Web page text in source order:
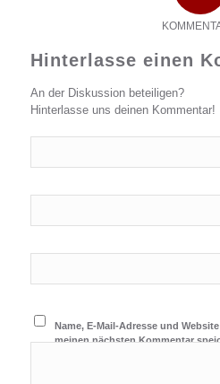
Hinterlasse einen
An der Diskussion beteiligen?
Hinterlasse uns deinen Kommentar!
Name, E-Mail-Adresse und
meinen nächsten Kommentar